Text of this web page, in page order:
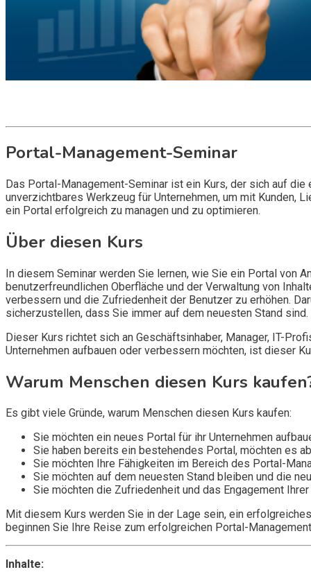
Portal-Management-Seminar
Das Portal-Management-Seminar ist ein Kurs, der sich auf
unverzichtbares Werkzeug für Unternehmen, um mit Kunden,
ein Portal erfolgreich zu managen und zu optimieren.
Über diesen Kurs
In diesem Seminar werden Sie lernen, wie Sie ein Portal von
benutzerfreundlichen Oberfläche und der Verwaltung von
verbessern und die Zufriedenheit der Benutzer zu erhöhen.
sicherzustellen, dass Sie immer auf dem neuesten Stand sind.
Dieser Kurs richtet sich an Geschäftsinhaber, Manager, IT-
Unternehmen aufbauen oder verbessern möchten, ist dieser
Warum Menschen diesen Kurs
Es gibt viele Gründe, warum Menschen diesen Kurs kaufen:
Sie möchten ein neues Portal für ihr Unternehmen
Sie haben bereits ein bestehendes Portal, möchten es
Sie möchten Ihre Fähigkeiten im Bereich des Portal-
Sie möchten auf dem neuesten Stand bleiben und die
Sie möchten die Zufriedenheit und das Engagement
Mit diesem Kurs werden Sie in der Lage sein, ein
beginnen Sie Ihre Reise zum erfolgreichen Portal-
Inhalte: